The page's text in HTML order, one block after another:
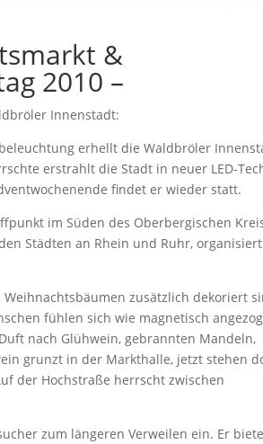
&
2010 –
Innenstadt:
erhellt die Waldbröler
erstrahlt die Stadt in neuer LED-
findet er wieder statt.
im Süden des Oberbergischen
Städten an Rhein und Ruhr, organisiert
zusätzlich dekoriert
fühlen sich wie magnetisch
nach Glühwein, gebrannten Mandeln,
grunzt in der Markthalle, jetzt stehen
der Hochstraße herrscht zwischen
zum längeren Verweilen ein. Er